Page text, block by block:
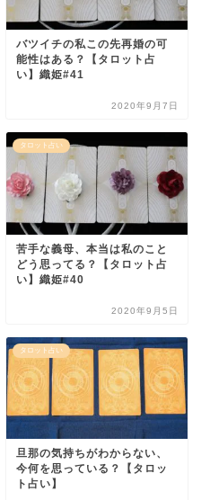
バツイチの私この先再婚の可
能性はある？【タロット占
い】織姫#41
2020年9月7日
タロット占い
苦手な義母、本当は私のこと
どう思ってる？【タロット占
い】織姫#40
2020年9月5日
タロット占い
旦那の気持ちがわからない、
今何を思っている？【タロッ
ト占い】